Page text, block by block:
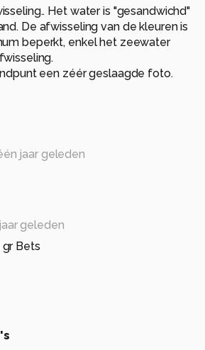
Het water is "gesandwichd"
De afwisseling van de kleuren is
beperkt, enkel het zeewater
een zéér geslaagde foto.
jaar geleden
geleden
Bets